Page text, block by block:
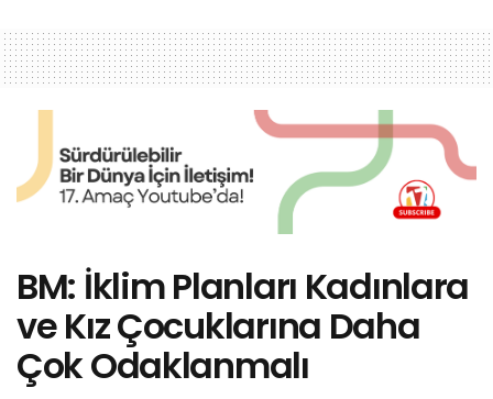
BM: İklim Planları Kadınlara
ve Kız Çocuklarına Daha
Çok Odaklanmalı